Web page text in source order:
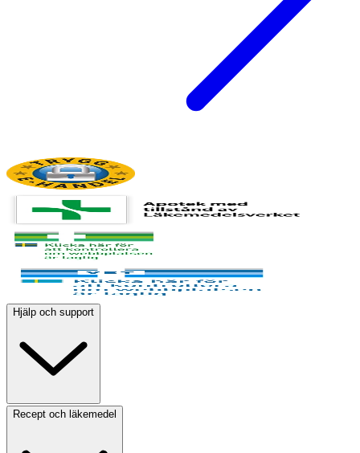
Hjälp och support
Recept och läkemedel